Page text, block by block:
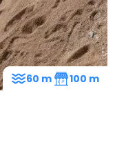
60 m 100 m